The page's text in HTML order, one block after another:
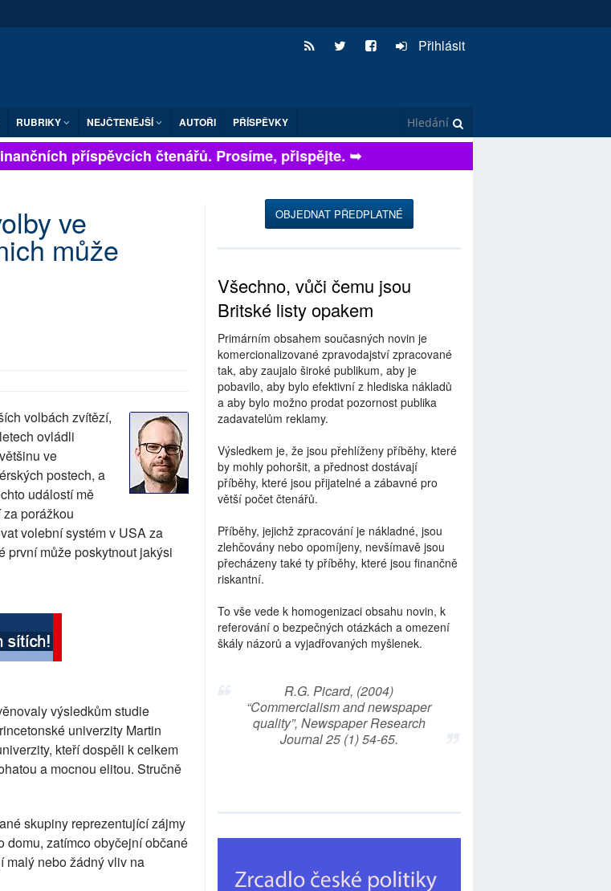
Přihlásit
RUBRIKY NEJČTENĚJŠÍ AUTOŘI PŘÍSPĚVKY
příspěvcích čtenářů. Prosíme, přispějte. ➥
ve
může
volbách zvítězí,
ovládli
ve
postech, a
událostí mě
porážkou
volební systém v USA za
první může poskytnout jakýsi
výsledkům studie
univerzity Martin
kteří dospěli k celkem
a mocnou elitou. Stručně
skupiny reprezentující zájmy
zatímco obyčejní občané
malý nebo žádný vliv na
OBJEDNAT PŘEDPLATNÉ
Všechno, vůči čemu jsou
Britské listy opakem
Primárním obsahem současných novin je
komercionalizované zpravodajství zpracované
tak, aby zaujalo široké publikum, aby je
pobavilo, aby bylo efektivní z hlediska nákladů
a aby bylo možno prodat pozornost publika
zadavatelům reklamy.
Výsledkem je, že jsou přehlíženy příběhy, které
by mohly pohoršit, a přednost dostávají
příběhy, které jsou přijatelné a zábavné pro
větší počet čtenářů.
Příběhy, jejichž zpracování je nákladné, jsou
zlehčovány nebo opomíjeny, nevšímavě jsou
přecházeny také ty příběhy, které jsou finančně
riskantní.
To vše vede k homogenizaci obsahu novin, k
referování o bezpečných otázkách a omezení
škály názorů a vyjadřovaných myšlenek.
R.G. Picard, (2004)
“Commercialism and newspaper
quality”, Newspaper Research
Journal 25 (1) 54-65.